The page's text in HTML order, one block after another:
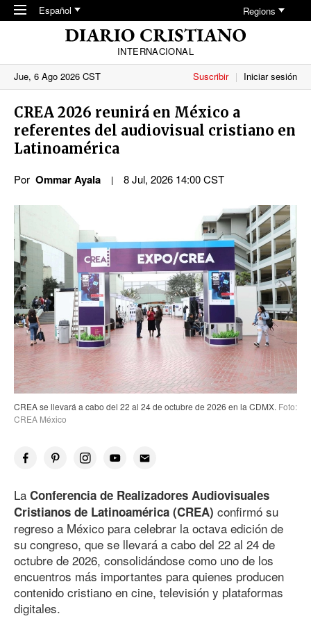
Skip to main content
Español Regions
INTERNACIONAL
Jue, 6 Ago 2026 CST
Suscribir Iniciar sesión
CREA 2026 reunirá en México a
referentes del audiovisual cristiano en
Latinoamérica
Por Ommar Ayala 8 Jul, 2026 14:00 CST
CREA se llevará a cabo del 22 al 24 de octubre de 2026 en la CDMX. Foto:
CREA México
La Conferencia de Realizadores Audiovisuales
Cristianos de Latinoamérica (CREA) confirmó su
regreso a México para celebrar la octava edición de
su congreso, que se llevará a cabo del 22 al 24 de
octubre de 2026, consolidándose como uno de los
encuentros más importantes para quienes producen
contenido cristiano en cine, televisión y plataformas
digitales.